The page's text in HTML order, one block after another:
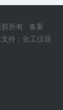
权所有 备案
持：化工仪器